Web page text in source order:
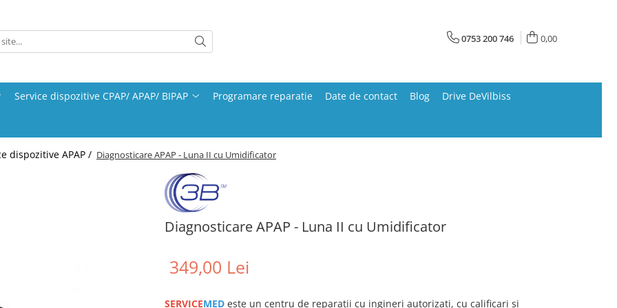
0753 200 746 0,00
Service dispozitive CPAP/ APAP/ BIPAP Programare reparatie Date de contact Blog Drive DeVilbiss
dispozitive APAP / Diagnosticare APAP - Luna II cu Umidificator
Diagnosticare APAP - Luna II cu Umidificator
349,00 Lei
SERVICEMED este un centru de reparatii cu ingineri autorizati, cu calificari si